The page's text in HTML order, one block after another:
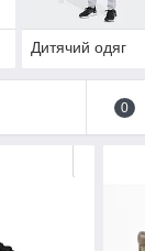
Дитячий одяг
0